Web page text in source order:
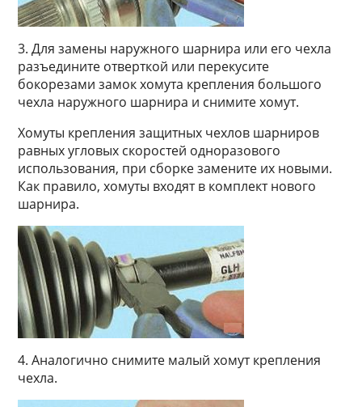
3. Для замены наружного шарнира или его чехла
разъедините отверткой или перекусите
бокорезами замок хомута крепления большого
чехла наружного шарнира и снимите хомут.
Хомуты крепления защитных чехлов шарниров
равных угловых скоростей одноразового
использования, при сборке замените их новыми.
Как правило, хомуты входят в комплект нового
шарнира.
4. Аналогично снимите малый хомут крепления
чехла.